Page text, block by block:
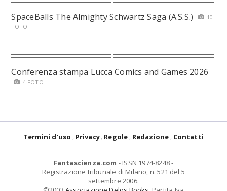
SpaceBalls The Almighty Schwartz Saga (A.S.S.)
10
FOTO
Conferenza stampa Lucca Comics and Games 2026
4 FOTO
Termini d'uso Privacy Regole Redazione Contatti
Fantascienza.com - ISSN 1974-8248 -
Registrazione tribunale di Milano, n. 521 del 5
settembre 2006.